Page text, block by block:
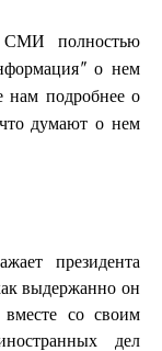
полностью
о нем
нам подробнее о
думают о нем
президента
выдержанно он
со своим
дел